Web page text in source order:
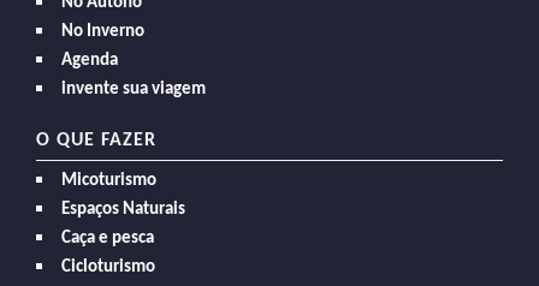
No Inverno
Agenda
invente sua viagem
O QUE FAZER
Micoturismo
Espaços Naturais
Caça e pesca
Cicloturismo